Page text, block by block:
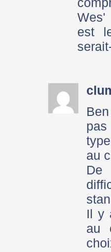
Wes'
est
au
De
Il y
au